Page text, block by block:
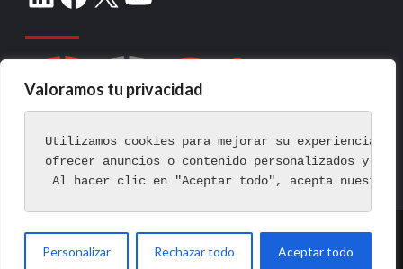
Valoramos tu privacidad
Utilizamos cookies para mejorar su experiencia
ofrecer anuncios o contenido personalizados y
Al hacer clic en "Aceptar todo", acepta nuestro
Personalizar Rechazar todo Aceptar todo
Copyright © Todos los derechos reservados.
CoverNewspor AF themes.